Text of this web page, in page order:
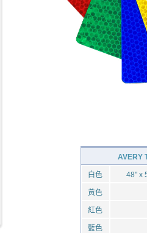
AVERY
白色 48" x
黃色
紅色
藍色